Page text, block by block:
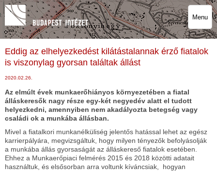
Menu
Eddig az elhelyezkedést kilátástalannak érző fiatalok
is viszonylag gyorsan találtak állást
2020.02.26.
Az elmúlt évek munkaerőhiányos környezetében a fiatal
álláskeresők nagy része egy-két negyedév alatt el tudott
helyezkedni, amennyiben nem akadályozta betegség vagy
családi ok a munkába állásban.
Mivel a fiatalkori munkanélküliség jelentős hatással lehet az egész
karrierpályára, megvizsgáltuk, hogy milyen tényezők befolyásolják
a munkába állás gyorsaságát az álláskereső fiatalok esetében.
Ehhez a Munkaerőpiaci felmérés 2015 és 2018 közötti adatait
használtuk, és elsősorban arra voltunk kíváncsiak, hogyan